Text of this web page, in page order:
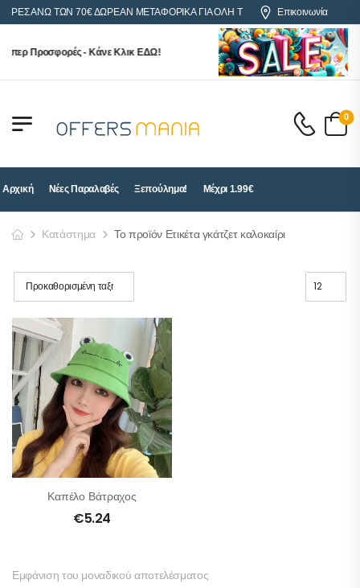
ΑΝΩ ΤΩΝ 70€ ΔΩΡΕΑΝ ΜΕΤΑΦΟΡΙΚΑ ΓΙΑ ΟΛΗ ΤΗΝ ΕΛΛΑΔΑΕπικοινωνία
Προσφορές - Κάνε Κλικ ΕΔΩ!
0
Αρχική Νέες Παραλαβές Ξεπούλημα! Μέχρι 1.99€
Κατάστημα Το προϊόν Ετικέτα γκάτζετ καλοκαίρι
Καπέλο Βάτραχος
€5.24
Εμφάνιση του μοναδικού αποτελέσματος